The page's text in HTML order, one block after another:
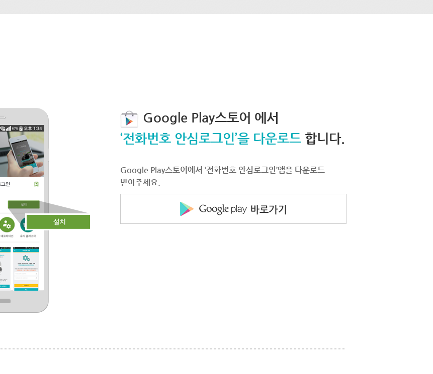
Google Play스토어 에서
‘전화번호 안심로그인’을 다운로드 합니다.
Google Play스토어에서 ‘전화번호 안심로그인’앱을 다운로드
받아주세요.